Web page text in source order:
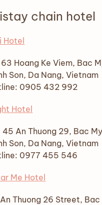
chain hotel
Hotel
Hoang Ke Viem, Bac
Son, Da Nang, Vietnam
0905 432 992
Hotel
45 An Thuong 29, Bac
Son, Da Nang, Vietnam
0977 455 546
Me Hotel
Thuong 26 Street, Bac